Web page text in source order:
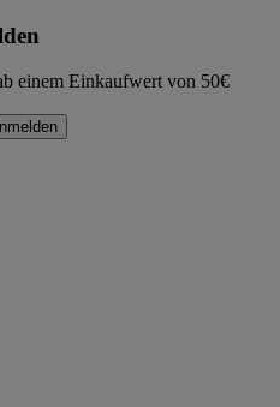
einem Einkaufwert von 50€